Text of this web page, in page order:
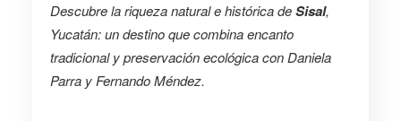
Descubre la riqueza natural e histórica deSisal,
Yucatán: un destino que combina encanto
tradicional y preservación ecológica con Daniela
Parra y Fernando Méndez.